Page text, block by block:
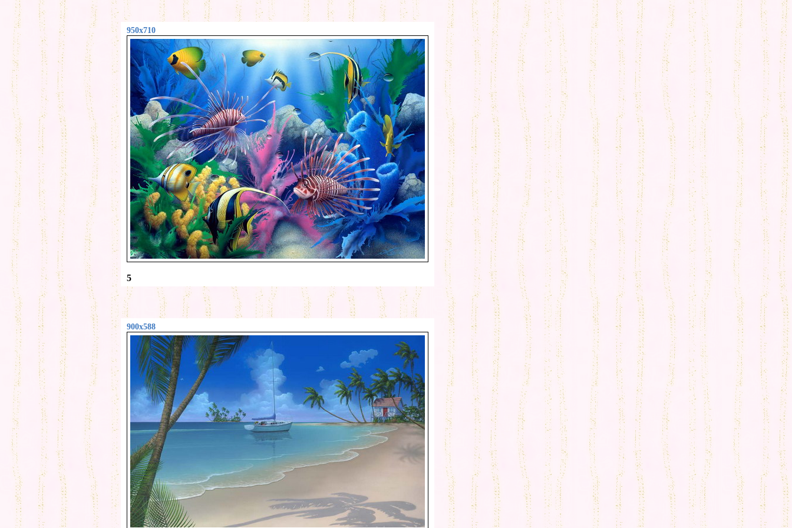
950x710
5
900x588